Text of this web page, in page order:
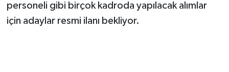
personeli gibi birçok kadroda yapılacak alımlar
için adaylar resmi ilanı bekliyor.